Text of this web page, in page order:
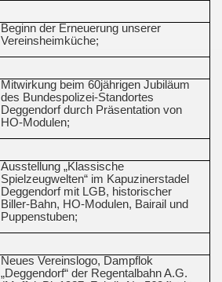
Beginn der Erneuerung unserer
Vereinsheimküche;
Mitwirkung beim 60jährigen Jubiläum
des Bundespolizei-Standortes
Deggendorf durch Präsentation von
HO-Modulen;
Ausstellung „Klassische
Spielzeugwelten“ im Kapuzinerstadel
Deggendorf mit LGB, historischer
Biller-Bahn, HO-Modulen, Bairail und
Puppenstuben;
Neues Vereinslogo, Dampflok
„Deggendorf“ der Regentalbahn A.G.